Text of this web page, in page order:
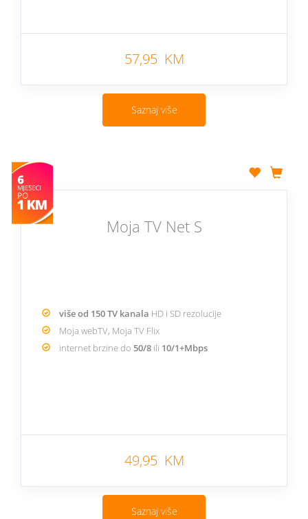
57,95 KM
Saznaj više
Moja TV Net S
više od 150 TV kanala HD i SD rezolucije
Moja webTV, Moja TV Flix
internet brzine do 50/8 ili 10/1+Mbps
49,95 KM
Saznaj više